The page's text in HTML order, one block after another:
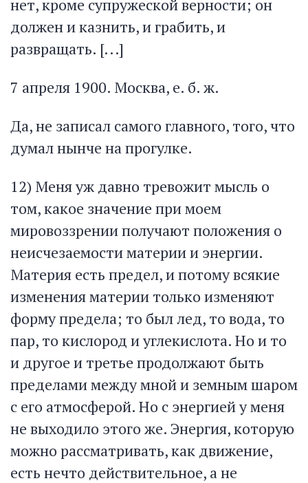
нет, кроме супружеской верности; он
должен и казнить, и грабить, и
развращать. [...]
7 апреля 1900. Москва, е. б. ж.
Да, не записал самого главного, того, что
думал нынче на прогулке.
12) Меня уж давно тревожит мысль о
том, какое значение при моем
мировоззрении получают положения о
неисчезаемости материи и энергии.
Материя есть предел, и потому всякие
изменения материи только изменяют
форму предела; то был лед, то вода, то
пар, то кислород и углекислота. Но и то
и другое и третье продолжают быть
пределами между мной и земным шаром
с его атмосферой. Но с энергией у меня
не выходило этого же. Энергия, которую
можно рассматривать, как движение,
есть нечто действительное, а не